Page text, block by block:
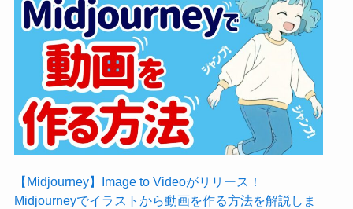
【Midjourney】Image to Videoがリリース！
Midjourneyでイラストから動画を作る方法を解説しま